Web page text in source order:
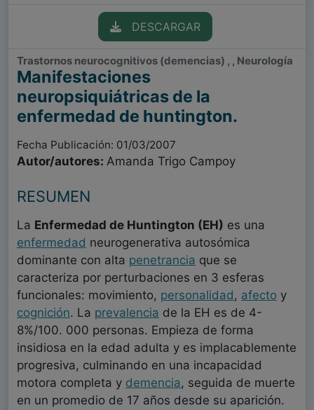
DESCARGAR
Trastornos neurocognitivos (demencias) , , Neurología
Manifestaciones
neuropsiquiátricas de la
enfermedad de huntington.
Fecha Publicación: 01/03/2007
Autor/autores: Amanda Trigo Campoy
RESUMEN
La Enfermedad de Huntington (EH) es una
enfermedad neurogenerativa autosómica
dominante con alta penetrancia que se
caracteriza por perturbaciones en 3 esferas
funcionales: movimiento, personalidad, afecto y
cognición. La prevalencia de la EH es de 4-
8%/100. 000 personas. Empieza de forma
insidiosa en la edad adulta y es implacablemente
progresiva, culminando en una incapacidad
motora completa y demencia, seguida de muerte
en un promedio de 17 años desde su aparición.